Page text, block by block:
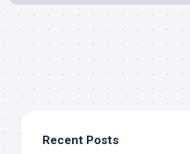
Recent Posts